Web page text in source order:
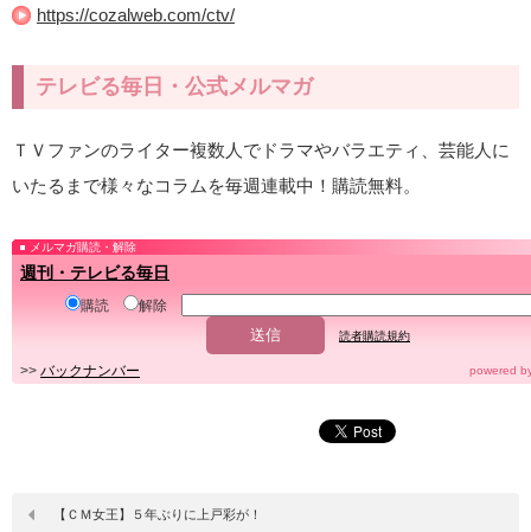
https://cozalweb.com/ctv/
テレビる毎日・公式メルマガ
ＴＶファンのライター複数人でドラマやバラエティ、芸能人に
いたるまで様々なコラムを毎週連載中！購読無料。
メルマガ購読・解除
週刊・テレビる毎日
購読 解除
読者購読規約
>> バックナンバー powered
【ＣＭ女王】５年ぶりに上戸彩が！